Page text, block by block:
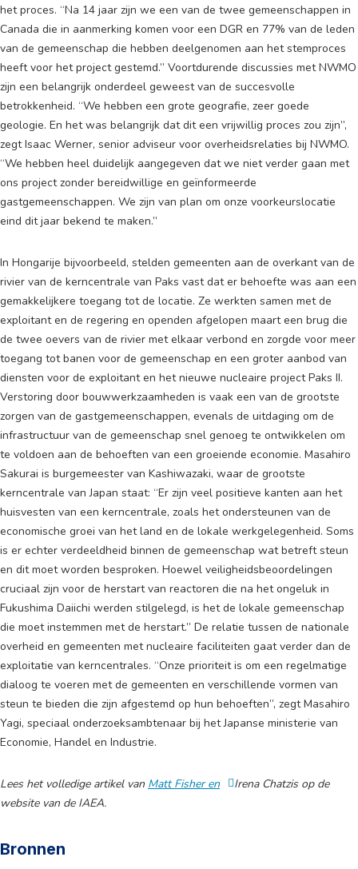
het proces. “Na 14 jaar zijn we een van de twee gemeenschappen in
Canada die in aanmerking komen voor een DGR en 77% van de leden
van de gemeenschap die hebben deelgenomen aan het stemproces
heeft voor het project gestemd.” Voortdurende discussies met NWMO
zijn een belangrijk onderdeel geweest van de succesvolle
betrokkenheid. “We hebben een grote geografie, zeer goede
geologie. En het was belangrijk dat dit een vrijwillig proces zou zijn”,
zegt Isaac Werner, senior adviseur voor overheidsrelaties bij NWMO.
“We hebben heel duidelijk aangegeven dat we niet verder gaan met
ons project zonder bereidwillige en geïnformeerde
gastgemeenschappen. We zijn van plan om onze voorkeurslocatie
eind dit jaar bekend te maken.”
In Hongarije bijvoorbeeld, stelden gemeenten aan de overkant van de
rivier van de kerncentrale van Paks vast dat er behoefte was aan een
gemakkelijkere toegang tot de locatie. Ze werkten samen met de
exploitant en de regering en openden afgelopen maart een brug die
de twee oevers van de rivier met elkaar verbond en zorgde voor meer
toegang tot banen voor de gemeenschap en een groter aanbod van
diensten voor de exploitant en het nieuwe nucleaire project Paks II.
Verstoring door bouwwerkzaamheden is vaak een van de grootste
zorgen van de gastgemeenschappen, evenals de uitdaging om de
infrastructuur van de gemeenschap snel genoeg te ontwikkelen om
te voldoen aan de behoeften van een groeiende economie. Masahiro
Sakurai is burgemeester van Kashiwazaki, waar de grootste
kerncentrale van Japan staat: “Er zijn veel positieve kanten aan het
huisvesten van een kerncentrale, zoals het ondersteunen van de
economische groei van het land en de lokale werkgelegenheid. Soms
is er echter verdeeldheid binnen de gemeenschap wat betreft steun
en dit moet worden besproken. Hoewel veiligheidsbeoordelingen
cruciaal zijn voor de herstart van reactoren die na het ongeluk in
Fukushima Daiichi werden stilgelegd, is het de lokale gemeenschap
die moet instemmen met de herstart.” De relatie tussen de nationale
overheid en gemeenten met nucleaire faciliteiten gaat verder dan de
exploitatie van kerncentrales. “Onze prioriteit is om een regelmatige
dialoog te voeren met de gemeenten en verschillende vormen van
steun te bieden die zijn afgestemd op hun behoeften”, zegt Masahiro
Yagi, speciaal onderzoeksambtenaar bij het Japanse ministerie van
Economie, Handel en Industrie.
Lees het volledige artikel van Matt Fisher en
Irena Chatzis op de
website van de IAEA.
Bronnen